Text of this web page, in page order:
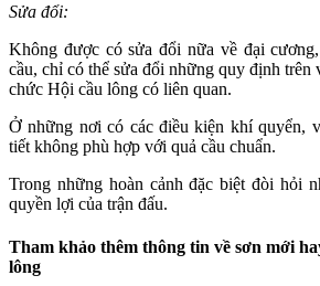
Sửa đổi:
Không được có sửa đổi nữa về đại
cầu, chỉ có thể sửa đổi những quy định trên
chức Hội cầu lông có liên quan.
Ở những nơi có các điều kiện khí quyển,
tiết không phù hợp với quả cầu chuẩn.
Trong những hoàn cảnh đặc biệt đòi hỏi
quyền lợi của trận đấu.
Tham khảo thêm thông tin về sơn mới
lông